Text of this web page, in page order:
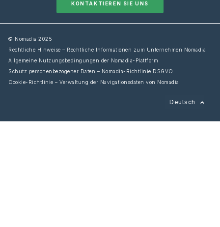
KONTAKTIEREN SIE UNS
© Nomadia 2025
Rechtliche Hinweise – Rechtliche Informationen zum Unternehmen Nomadia
Allgemeine Nutzungsbedingungen der Nomadia-Plattform
Schutz personenbezogener Daten – Nomadia-Richtlinie DSGVO
Cookie-Richtlinie – Verwaltung der Navigationsdaten von Nomadia
Deutsch
Français
Español